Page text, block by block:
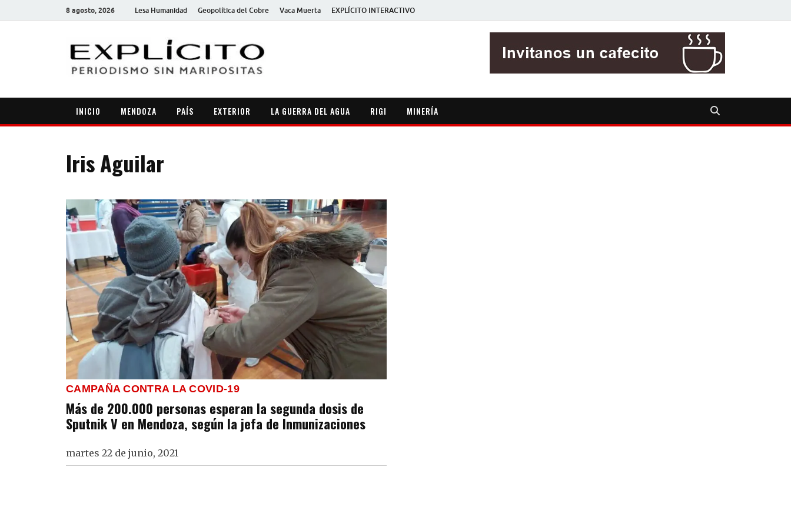
8 agosto, 2026 Lesa Humanidad Geopolítica del Cobre Vaca Muerta EXPLÍCITO INTERACTIVO
INICIO MENDOZA PAÍS EXTERIOR LA GUERRA DEL AGUA RIGI MINERÍA
Iris Aguilar
CAMPAÑA CONTRA LA COVID-19
Más de 200.000 personas esperan la segunda dosis de
Sputnik V en Mendoza, según la jefa de Inmunizaciones
martes 22 de junio, 2021